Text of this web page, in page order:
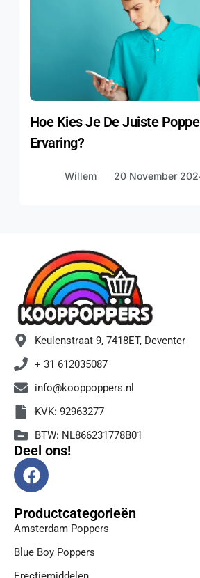
Hoe Kies Je De Juiste
Ervaring?
Willem 20 November
Keulenstraat 9, 7418ET, Deventer
+ 31 612035087
info@kooppoppers.nl
KVK: 92963277
BTW: NL866231778B01
Deel ons!
F
a
e
b
o
o
Productcategorieën
Amsterdam Poppers
Blue Boy Poppers